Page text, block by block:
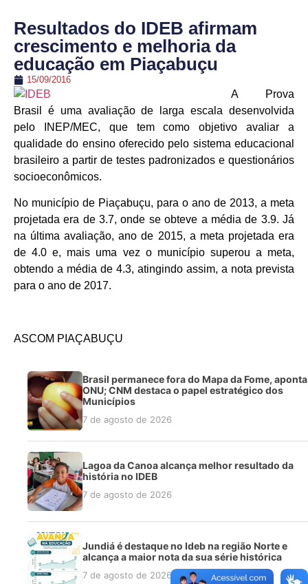
Resultados do IDEB afirmam
crescimento e melhoria da
educação em Piaçabuçu
15/09/2016
A Prova
Brasil é uma avaliação de larga escala desenvolvida
pelo INEP/MEC, que tem como objetivo avaliar a
qualidade do ensino oferecido pelo sistema educacional
brasileiro a partir de testes padronizados e questionários
socioeconômicos.
No município de Piaçabuçu, para o ano de 2013, a meta
projetada era de 3.7, onde se obteve a média de 3.9. Já
na última avaliação, ano de 2015, a meta projetada era
de 4.0 e, mais uma vez o município superou a meta,
obtendo a média de 4.3, atingindo assim, a nota prevista
para o ano de 2017.
ASCOM PIAÇABUÇU
Brasil permanece fora do Mapa da Fome, aponta
ONU; CNM destaca o papel estratégico dos
Municípios
7 de agosto de 2026
Lagoa da Canoa alcança melhor resultado da
história no IDEB
7 de agosto de 2026
Jundiá é destaque no Ideb na região Norte e
alcança a maior nota da sua série histórica
7 de agosto de 2026